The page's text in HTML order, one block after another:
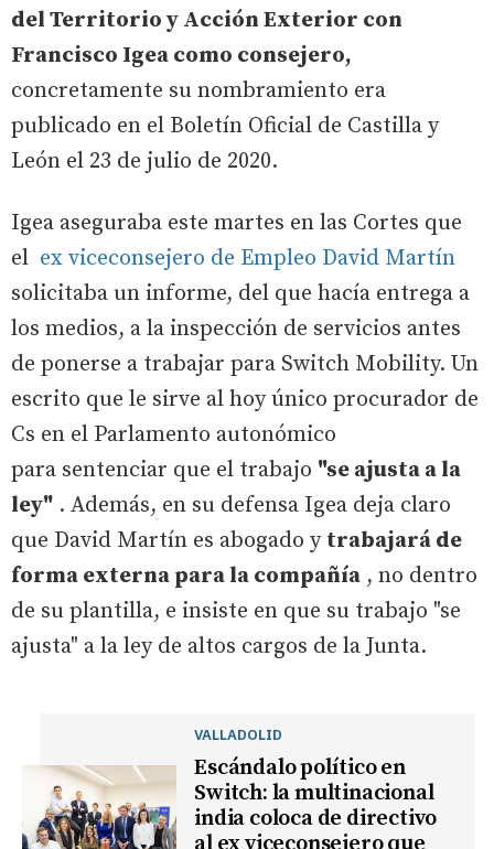
del Territorio y Acción Exterior con
Francisco Igea como consejero,
concretamente su nombramiento era
publicado en el Boletín Oficial de Castilla y
León el 23 de julio de 2020.
Igea aseguraba este martes en las Cortes que
el ex viceconsejero de Empleo David Martín
solicitaba un informe, del que hacía entrega a
los medios, a la inspección de servicios antes
de ponerse a trabajar para Switch Mobility. Un
escrito que le sirve al hoy único procurador de
Cs en el Parlamento autonómico
para sentenciar que el trabajo "se ajusta a la
ley" . Además, en su defensa Igea deja claro
que David Martín es abogado y trabajará de
forma externa para la compañía , no dentro
de su plantilla, e insiste en que su trabajo "se
ajusta" a la ley de altos cargos de la Junta.
VALLADOLID
Escándalo político en
Switch: la multinacional
india coloca de directivo